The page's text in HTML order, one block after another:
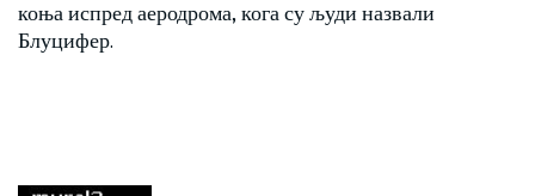
коња испред аеродрома, кога су људи назвали
Блуцифер.